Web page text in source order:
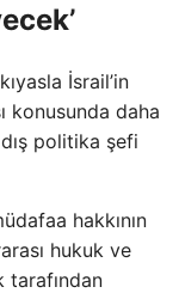
İsrail’in
konusunda daha
politika şefi
hakkının
hukuk ve
tarafından